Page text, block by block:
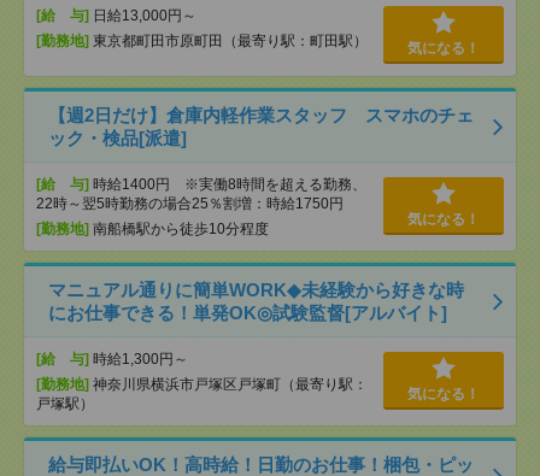
[給 与] 日給13,000円～
[勤務地] 東京都町田市原町田（最寄り駅：町田駅） 気になる！
【週2日だけ】倉庫内軽作業スタッフ スマホのチェ
ック・検品[派遣]
[給 与] 時給1400円 ※実働8時間を超える勤務、
22時～翌5時勤務の場合25％割増：時給1750円
[勤務地] 南船橋駅から徒歩10分程度
気になる！
マニュアル通りに簡単WORK◆未経験から好きな時
にお仕事できる！単発OK◎試験監督[アルバイト]
[給 与] 時給1,300円～
[勤務地] 神奈川県横浜市戸塚区戸塚町（最寄り駅：
戸塚駅）
気になる！
給与即払いOK！高時給！日勤のお仕事！梱包・ピッ